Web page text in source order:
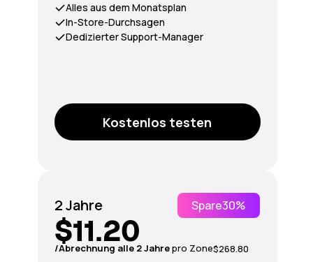
Alles aus dem Monatsplan
In-Store-Durchsagen
Dedizierter Support-Manager
Kostenlos testen
2 Jahre Spare30%
$11.20
/Abrechnung alle 2 Jahrepro Zone$268.80